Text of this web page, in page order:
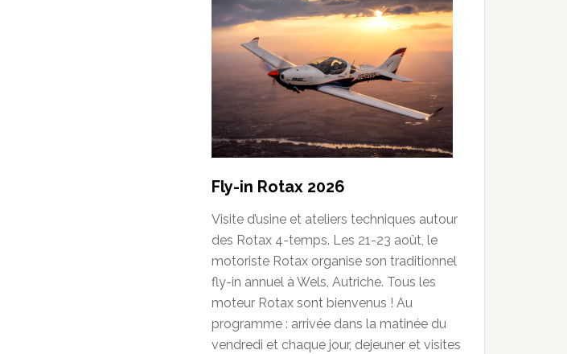
Fly-in Rotax 2026
Visite d’usine et ateliers techniques autour
des Rotax 4-temps. Les 21-23 août, le
motoriste Rotax organise son traditionnel
fly-in annuel à Wels, Autriche. Tous les
moteur Rotax sont bienvenus ! Au
programme : arrivée dans la matinée du
vendredi et chaque jour, dejeuner et visites